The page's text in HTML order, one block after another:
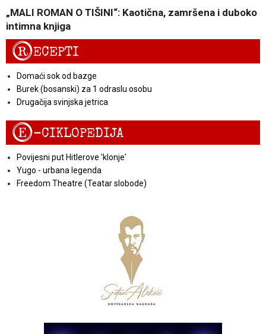
„MALI ROMAN O TIŠINI“: Kaotična, zamršena i duboko
intimna knjiga
RECEPTI
Domaći sok od bazge
Burek (bosanski) za 1 odraslu osobu
Drugačija svinjska jetrica
E-CIKLOPEDIJA
Povijesni put Hitlerove 'klonje'
Yugo - urbana legenda
Freedom Theatre (Teatar slobode)